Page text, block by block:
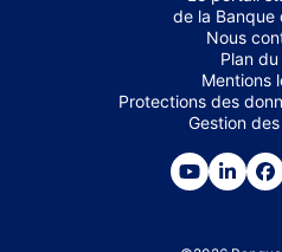
de la Banque
Nous
Plan
Mentions
Protections des
Gestion